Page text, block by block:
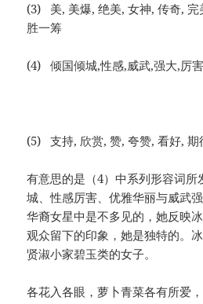
(3) 美, 美爆, 绝美, 女神, 传奇, 完
胜一筹
(4) 倾国倾城,性感,威武,强大,厉
(5) 支持, 欣赏, 赞, 夸赞, 看好, 期
有意思的是（4）中系列形容词
城、性感厉害、优雅华丽与威武
华裔女星中是不多见的，她反映
观众留下的印象，她是独特的。
贤淑小家碧玉类的女子。
各花入各眼，萝卜青菜各有所爱